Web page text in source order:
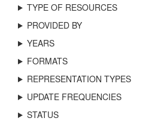
TYPE OF RESOURCES
PROVIDED BY
YEARS
FORMATS
REPRESENTATION TYPES
UPDATE FREQUENCIES
STATUS